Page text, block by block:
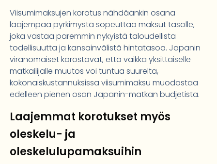
Viisumimaksujen korotus nähdäänkin osana
laajempaa pyrkimystä sopeuttaa maksut tasolle,
joka vastaa paremmin nykyistä taloudellista
todellisuutta ja kansainvälistä hintatasoa. Japanin
viranomaiset korostavat, että vaikka yksittäiselle
matkailijalle muutos voi tuntua suurelta,
kokonaiskustannuksissa viisumimaksu muodostaa
edelleen pienen osan Japanin-matkan budjetista.
Laajemmat korotukset myös
oleskelu- ja
oleskelulupamaksuihin